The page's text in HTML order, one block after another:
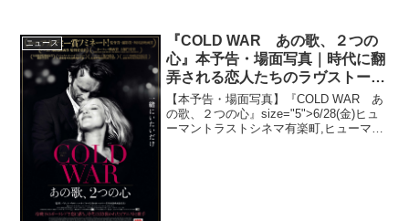
ニュース
『COLD WAR あの歌、２つの
心』本予告・場面写真｜時代に翻
弄される恋人たちのラヴストーリ
ー
【本予告・場面写真】『COLD WAR あ
の歌、２つの心』size="5">6/28(金)ヒュ
ーマントラストシネマ有楽町,ヒューマン